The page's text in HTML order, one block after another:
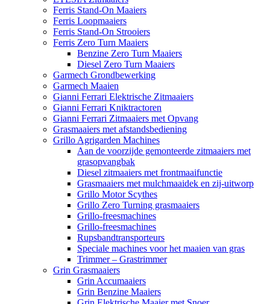
Ferris Stand-On Maaiers
Ferris Loopmaaiers
Ferris Stand-On Strooiers
Ferris Zero Turn Maaiers
Benzine Zero Turn Maaiers
Diesel Zero Turn Maaiers
Garmech Grondbewerking
Garmech Maaien
Gianni Ferrari Elektrische Zitmaaiers
Gianni Ferrari Kniktractoren
Gianni Ferrari Zitmaaiers met Opvang
Grasmaaiers met afstandsbediening
Grillo Agrigarden Machines
Aan de voorzijde gemonteerde zitmaaiers met
grasopvangbak
Diesel zitmaaiers met frontmaaifunctie
Grasmaaiers met mulchmaaidek en zij-uitworp
Grillo Motor Scythes
Grillo Zero Turning grasmaaiers
Grillo-freesmachines
Grillo-freesmachines
Rupsbandtransporteurs
Speciale machines voor het maaien van gras
Trimmer – Grastrimmer
Grin Grasmaaiers
Grin Accumaaiers
Grin Benzine Maaiers